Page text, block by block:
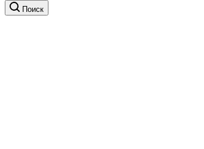
Поиск